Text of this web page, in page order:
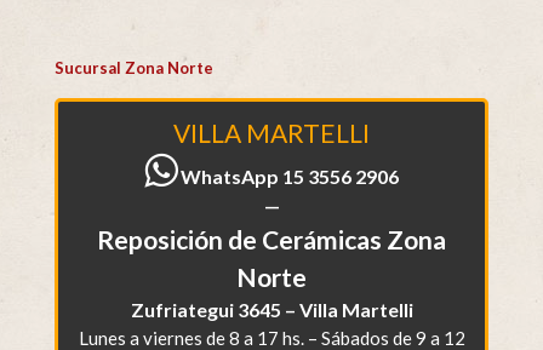
Sucursal Zona Norte
VILLA MARTELLI
WhatsApp 15 3556 2906
—
Reposición de Cerámicas Zona
Norte
Zufriategui 3645 – Villa Martelli
Lunes a viernes de 8 a 17 hs. – Sábados de 9 a 12